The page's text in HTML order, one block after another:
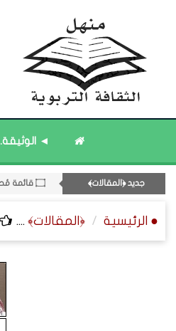
◄ الوثيقة.
جديد ﴿المقالات﴾ ۝ قائمة مُحدَّثة : مختارات من الثقافة ﴿الزمنية﴾.
۝ قائمة مُحدَّثة : جديد المشاركات. ● الرئيسية ﴿المقالات﴾ ....